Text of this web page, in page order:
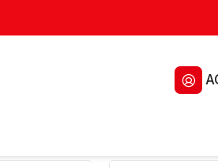
y domiciliario, disponibles en varios